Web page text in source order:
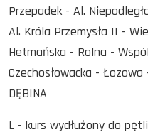
Przepadek - Al.
Al. Króla Przemysła II -
Hetmańska - Rolna -
Czechosłowacka - Łozowa
DĘBINA
L - kurs wydłużony do